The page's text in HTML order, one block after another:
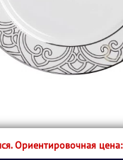
Ориентировочная цена: